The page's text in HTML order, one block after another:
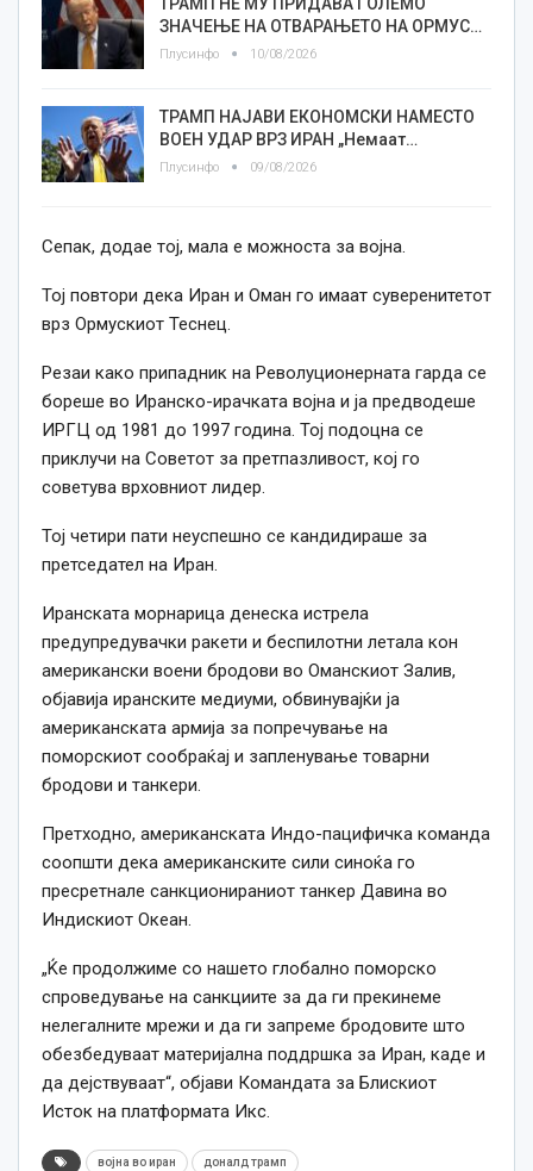
ЗНАЧЕЊЕ НА ОТВАРАЊЕТО НА ОРМУС…
Плусинфо 10/08/2026
ТРАМП НАЈАВИ ЕКОНОМСКИ НАМЕСТО
ВОЕН УДАР ВРЗ ИРАН „Немаат…
Плусинфо 09/08/2026
Сепак, додае тој, мала е можноста за војна.
Тој повтори дека Иран и Оман го имаат суверенитетот
врз Ормускиот Теснец.
Резаи како припадник на Револуционерната гарда се
бореше во Иранско-ирачката војна и ја предводеше
ИРГЦ од 1981 до 1997 година. Тој подоцна се
приклучи на Советот за претпазливост, кој го
советува врховниот лидер.
Тој четири пати неуспешно се кандидираше за
претседател на Иран.
Иранската морнарица денеска истрела
предупредувачки ракети и беспилотни летала кон
американски воени бродови во Оманскиот Залив,
објавија иранските медиуми, обвинувајќи ја
американската армија за попречување на
поморскиот сообраќај и запленување товарни
бродови и танкери.
Претходно, американската Индо-пацифичка команда
соопшти дека американските сили синоќа го
пресретнале санкционираниот танкер Давина во
Индискиот Океан.
„Ќе продолжиме со нашето глобално поморско
спроведување на санкциите за да ги прекинеме
нелегалните мрежи и да ги запреме бродовите што
обезбедуваат материјална поддршка за Иран, каде и
да дејствуваат“, објави Командата за Блискиот
Исток на платформата Икс.
војна во иран доналд трамп